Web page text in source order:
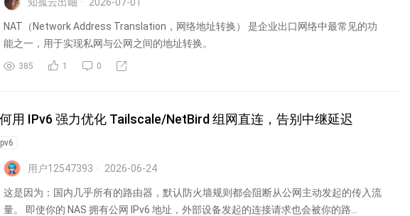
NAT（Network Address Translation，网络地址转换） 是企业出口网络中最常见的功
能之一，用于实现私网与公网之间的地址转换。
385 1 0
用 IPv6 强力优化 Tailscale/NetBird 组网直连，告别中继延迟
用户12547393 2026-06-24
这是因为：国内几乎所有的路由器，默认防火墙规则都会阻断从公网主动发起的传入流
量。 即使你的 NAS 拥有公网 IPv6 地址，外部设备发起的连接请求也会被你的路...